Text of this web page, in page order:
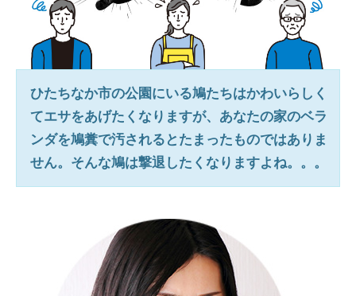
ひたちなか市の公園にいる鳩たちはかわいらしく
てエサをあげたくなりますが、あなたの家のベラ
ンダを鳩糞で汚されるとたまったものではありま
せん。そんな鳩は撃退したくなりますよね。。。